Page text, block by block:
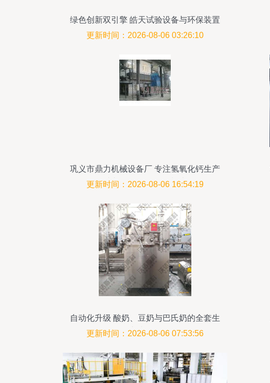
绿色创新双引擎 皓天试验设备与环保装置
的研发使命
更新时间：2026-08-06 03:26:10
巩义市鼎力机械设备厂 专注氢氧化钙生产
线与环保设备研发制造
更新时间：2026-08-06 16:54:19
自动化升级 酸奶、豆奶与巴氏奶的全套生
产线解析
更新时间：2026-08-06 07:53:56